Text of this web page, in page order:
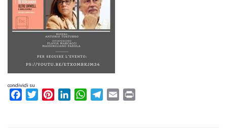
condividi su
FacebookTwitterPinterestLinkedInWhatsAppTelegram
Email